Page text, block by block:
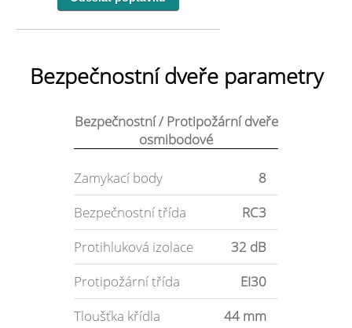
Bezpečnostní dveře parametry
Bezpečnostní / Protipožární dveře
osmibodové
Zamykací body
8
Bezpečnostní třída
RC3
Protihluková izolace
32 dB
Protipožární třída
EI30
Tloušťka křídla
44 mm